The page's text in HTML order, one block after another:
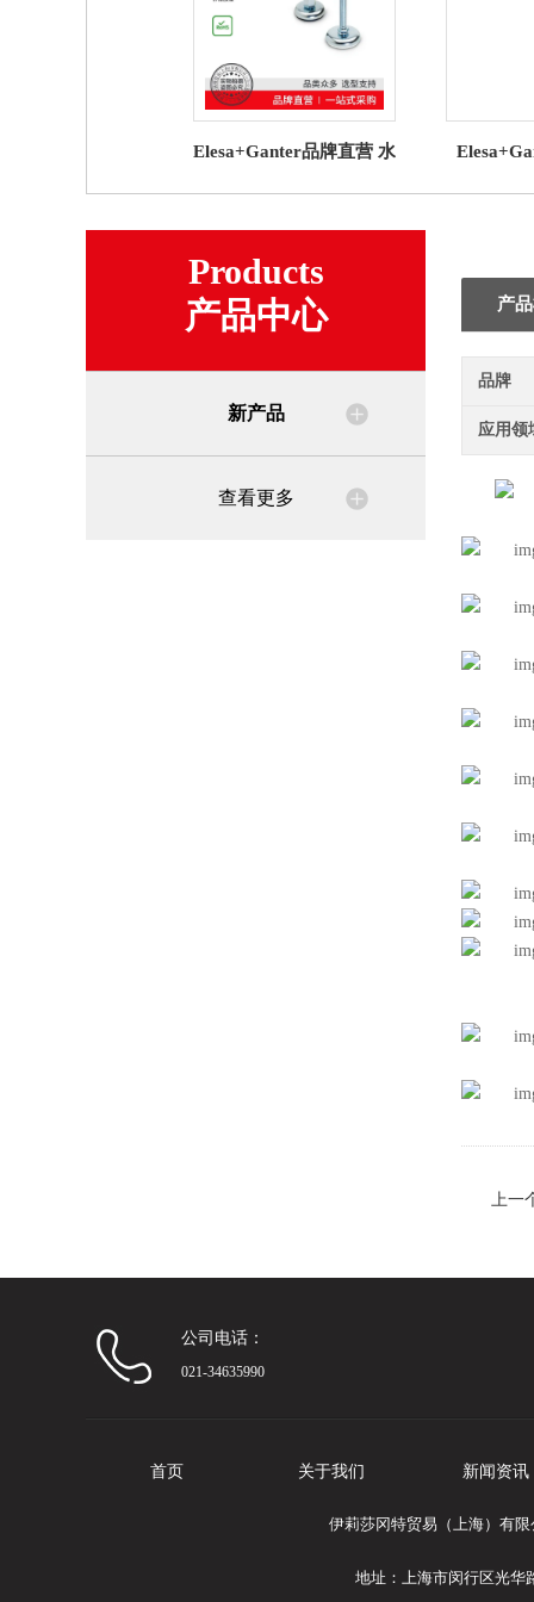
Elesa+Ganter品牌直营 水
脚 带橡胶垫（1）
CKE 的
Products
产品中心
新产品
查看更多
产
品牌
应用领
上一
公司电话：
021-34635990
首页 关于我们 新闻资讯
伊莉莎冈特贸易（上海）有限
地址：上海市闵行区光